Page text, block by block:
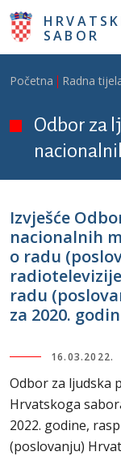
Skoči na glavni
SABOR
Početna Radna
Odbor za
Izvješće
nacionalnih
o radu
radu
za 2020.
16.03.2022.
Odbor za ljudska
Hrvatskoga
2022. godine,
(poslovanju)